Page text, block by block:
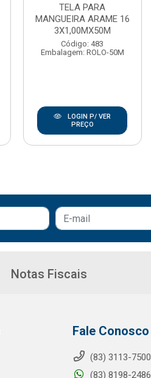
TELA PARA
MANGUEIRA ARAME 16
3X1,00MX50M
Código: 483
Embalagem: ROLO-50M
LOGIN P/ VER
PREÇO
Notas Fiscais
Fale Conosco
(83) 3113-7500
(83) 8198-2486